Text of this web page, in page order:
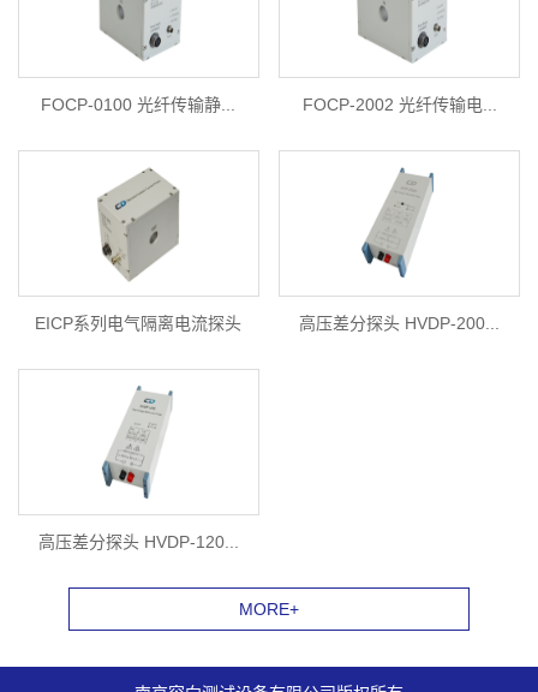
FOCP-0100 光纤传输静... FOCP-2002 光纤传输电...
EICP系列电气隔离电流探头 高压差分探头 HVDP-200...
高压差分探头 HVDP-120...